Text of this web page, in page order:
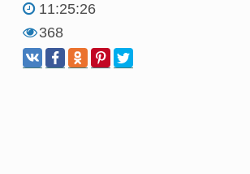
11:25:26
368